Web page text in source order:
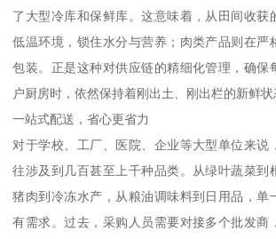
了大型冷库和保鲜库。这意味着，从田间收获
低温环境，锁住水分与营养；肉类产品则在严
包装。正是这种对供应链的精细化管理，确保
户厨房时，依然保持着刚出土、刚出栏的新鲜状
一站式配送，省心更省力
对于学校、工厂、医院、企业等大型单位来说
往涉及到几百甚至上千种品类。从绿叶蔬菜到
猪肉到冷冻水产，从粮油调味料到日用品，单
有需求。过去，采购人员需要对接多个批发商